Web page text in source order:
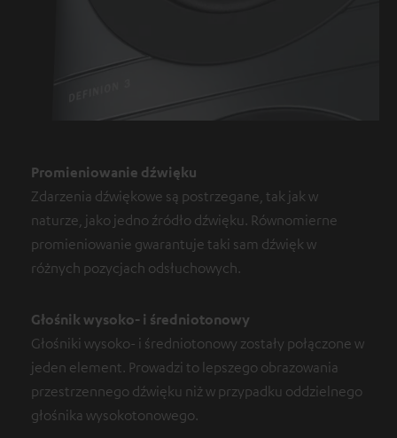
Promieniowanie dźwięku
Zdarzenia dźwiękowe są postrzegane, tak jak w
naturze, jako jedno źródło dźwięku. Równomierne
promieniowanie gwarantuje taki sam dźwięk w
różnych pozycjach odsłuchowych.
Głośnik wysoko- i średniotonowy
Głośniki wysoko- i średniotonowy zostały połączone w
jeden element. Prowadzi to lepszego obrazowania
przestrzennego dźwięku niż w przypadku oddzielnego
głośnika wysokotonowego.